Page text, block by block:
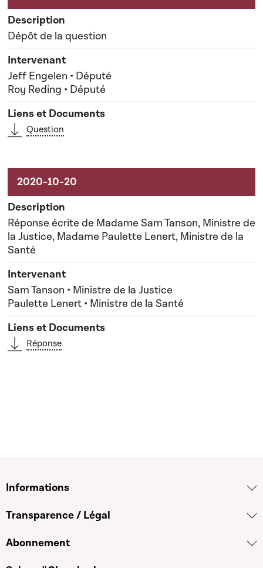
Dépôt de la question
Jeff Engelen • Député
Roy Reding • Député
Question
Réponse écrite de Madame Sam Tanson, Ministre de
la Justice, Madame Paulette Lenert, Ministre de la
Santé
Sam Tanson • Ministre de la Justice
Paulette Lenert • Ministre de la Santé
Réponse
Informations
Transparence / Légal
Abonnement